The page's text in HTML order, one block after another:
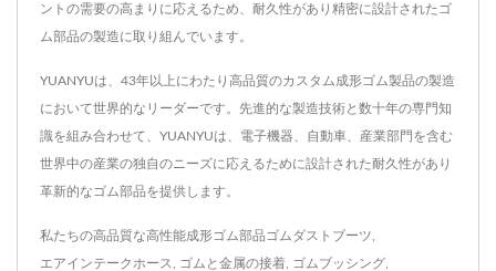
ントの需要の高まりに応えるため、耐久性があり精密に設計されたゴ
ム部品の製造に取り組んでいます。
YUANYUは、43年以上にわたり高品質のカスタム成形ゴム製品の製造
において世界的なリーダーです。先進的な製造技術と数十年の専門知
識を組み合わせて、YUANYUは、電子機器、自動車、産業部門を含む
世界中の産業の独自のニーズに応えるために設計された耐久性があり
革新的なゴム部品を提供します。
私たちの高品質な高性能成形ゴム部品ゴムダストブーツ
エアインテークホース ゴムと金属の接着 ゴムブッシング